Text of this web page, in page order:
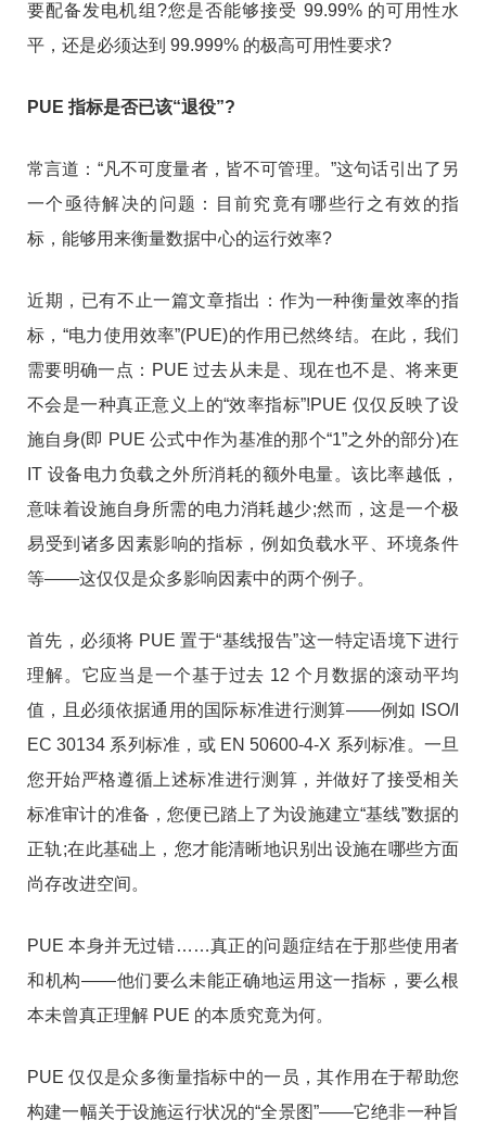
要配备发电机组?您是否能够接受 99.99% 的可用性水
平，还是必须达到 99.999% 的极高可用性要求?
PUE 指标是否已该“退役”?
常言道：“凡不可度量者，皆不可管理。”这句话引出了另
一个亟待解决的问题：目前究竟有哪些行之有效的指
标，能够用来衡量数据中心的运行效率?
近期，已有不止一篇文章指出：作为一种衡量效率的指
标，“电力使用效率”(PUE)的作用已然终结。在此，我们
需要明确一点：PUE 过去从未是、现在也不是、将来更
不会是一种真正意义上的“效率指标”!PUE 仅仅反映了设
施自身(即 PUE 公式中作为基准的那个“1”之外的部分)在
IT 设备电力负载之外所消耗的额外电量。该比率越低，
意味着设施自身所需的电力消耗越少;然而，这是一个极
易受到诸多因素影响的指标，例如负载水平、环境条件
等——这仅仅是众多影响因素中的两个例子。
首先，必须将 PUE 置于“基线报告”这一特定语境下进行
理解。它应当是一个基于过去 12 个月数据的滚动平均
值，且必须依据通用的国际标准进行测算——例如 ISO/I
EC 30134 系列标准，或 EN 50600-4-X 系列标准。一旦
您开始严格遵循上述标准进行测算，并做好了接受相关
标准审计的准备，您便已踏上了为设施建立“基线”数据的
正轨;在此基础上，您才能清晰地识别出设施在哪些方面
尚存改进空间。
PUE 本身并无过错……真正的问题症结在于那些使用者
和机构——他们要么未能正确地运用这一指标，要么根
本未曾真正理解 PUE 的本质究竟为何。
PUE 仅仅是众多衡量指标中的一员，其作用在于帮助您
构建一幅关于设施运行状况的“全景图”——它绝非一种旨